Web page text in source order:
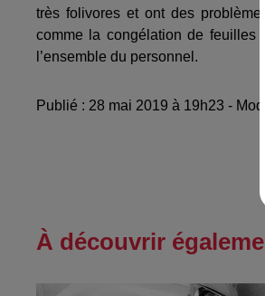
très folivores et ont des
comme la congélation de feuilles
l’ensemble du personnel.
Publié : 28 mai 2019 à 19h23 -
À découvrir